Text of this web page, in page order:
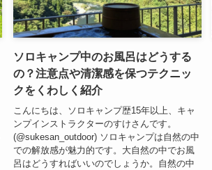
ソロキャンプ中のお風呂はどうする
の？注意点や清潔感を保つテクニッ
クをくわしく紹介
こんにちは、ソロキャンプ歴15年以上、キャ
ンプインストラクターのすけさんです。
(@sukesan_outdoor) ソロキャンプは自然の中
での解放感が魅力的です。大自然の中でお風
呂はどうすればいいのでしょうか。自然の中